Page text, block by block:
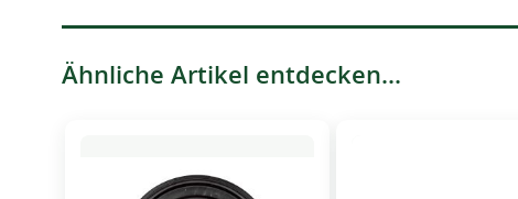
Ähnliche Artikel entdecken...